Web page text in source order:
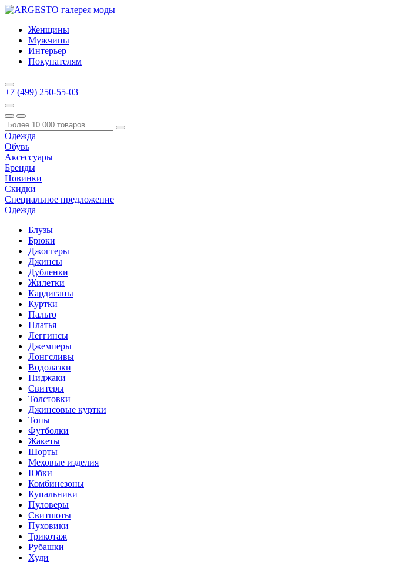
Женщины
Мужчины
Интерьер
Покупателям
+7 (499) 250-55-03
Одежда
Обувь
Аксессуары
Бренды
Новинки
Скидки
Специальное предложение
Одежда
Блузы
Брюки
Джоггеры
Джинсы
Дубленки
Жилетки
Кардиганы
Куртки
Пальто
Платья
Леггинсы
Джемперы
Лонгсливы
Водолазки
Пиджаки
Свитеры
Толстовки
Джинсовые куртки
Топы
Футболки
Жакеты
Шорты
Меховые изделия
Юбки
Комбинезоны
Купальники
Пуловеры
Свитшоты
Пуховики
Трикотаж
Рубашки
Худи